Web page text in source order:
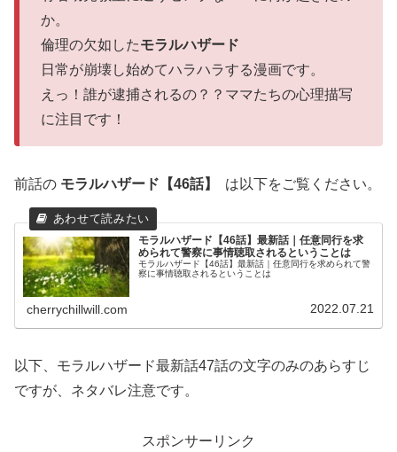
か。
倫理の欠如したモラルハザード
日常が崩壊し始めてハラハラする漫画です。
えっ！誰が逮捕されるの？？ママたちの心理描写
に注目です！
前話の モラルハザード【46話】 は以下をご覧ください。
モラルハザード【46話】最新話｜任意同行を求
められて警察に事情聴取されるということは
モラルハザード【46話】最新話｜任意同行を求められて警
察に事情聴取されるということは
cherrychillwill.com 2022.07.21
以下、モラルハザード最新話47話の文字のみのあらすじ
ですが、ネタバレ注意です。
スポンサーリンク